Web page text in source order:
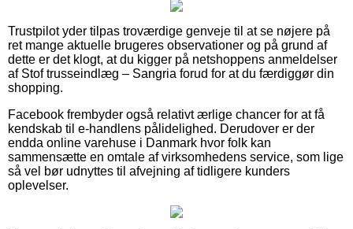
Trustpilot yder tilpas troværdige genveje til at se nøjere på
ret mange aktuelle brugeres observationer og på grund af
dette er det klogt, at du kigger på netshoppens anmeldelser
af Stof trusseindlæg – Sangria forud for at du færdiggør din
shopping.
Facebook frembyder også relativt ærlige chancer for at få
kendskab til e-handlens pålidelighed. Derudover er der
endda online varehuse i Danmark hvor folk kan
sammensætte en omtale af virksomhedens service, som lige
så vel bør udnyttes til afvejning af tidligere kunders
oplevelser.